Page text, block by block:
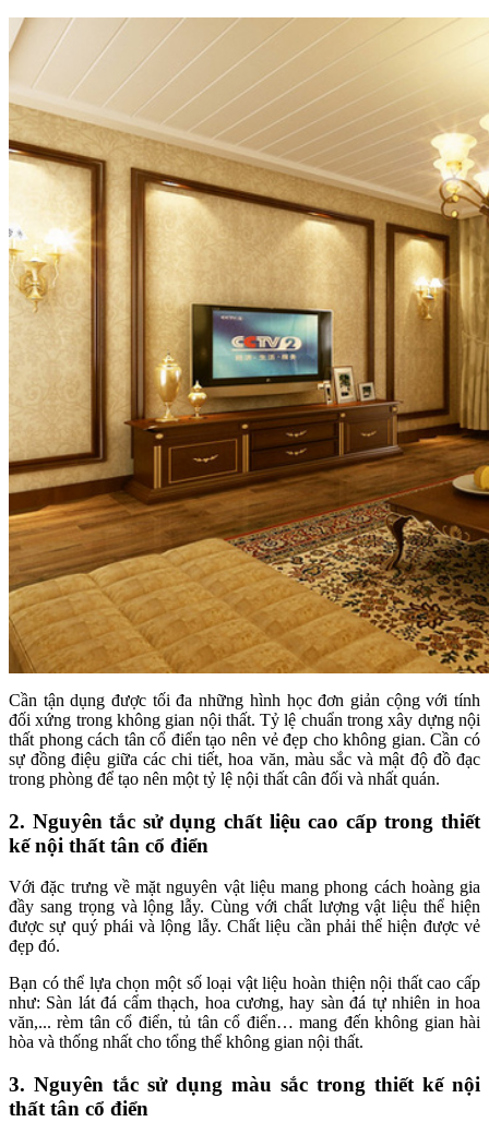
Cần tận dụng được tối đa những hình học đơn giản cộng với tính
đối xứng trong không gian nội thất. Tỷ lệ chuẩn trong xây dựng nội
thất phong cách tân cổ điển tạo nên vẻ đẹp cho không gian. Cần có
sự đồng điệu giữa các chi tiết, hoa văn, màu sắc và mật độ đồ đạc
trong phòng để tạo nên một tỷ lệ nội thất cân đối và nhất quán.
2. Nguyên tắc sử dụng chất liệu cao cấp trong thiết
kế nội thất tân cổ điển
Với đặc trưng về mặt nguyên vật liệu mang phong cách hoàng gia
đầy sang trọng và lộng lẫy. Cùng với chất lượng vật liệu thể hiện
được sự quý phái và lộng lẫy. Chất liệu cần phải thể hiện được vẻ
đẹp đó.
Bạn có thể lựa chọn một số loại vật liệu hoàn thiện nội thất cao cấp
như: Sàn lát đá cẩm thạch, hoa cương, hay sàn đá tự nhiên in hoa
văn,... rèm tân cổ điển, tủ tân cổ điển… mang đến không gian hài
hòa và thống nhất cho tổng thể không gian nội thất.
3. Nguyên tắc sử dụng màu sắc trong thiết kế nội
thất tân cổ điển